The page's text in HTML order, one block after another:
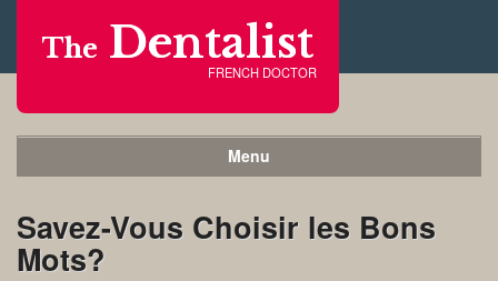
The Dentalist
FRENCH DOCTOR
Menu
Savez-Vous Choisir les Bons
Mots?